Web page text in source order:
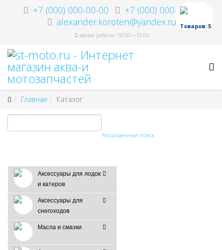
+7 (000) 000-00-00
+7 (000) 000-00-00
alexander.koroten@yandex.ru
время работы: 10:00—19:00
Товаров: 5
Главная Каталог
Расширенный поиск
Аксессуары для лодок
и катеров
Аксессуары для
снегоходов
Масла и смазки